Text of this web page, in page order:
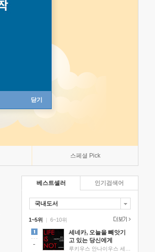
닫기
스페셜 Pick
베스트셀러
국내도서
1~5위 |
세네카, 오늘을 빼앗기
고 있는 당신에게
6~10위
인기검색어